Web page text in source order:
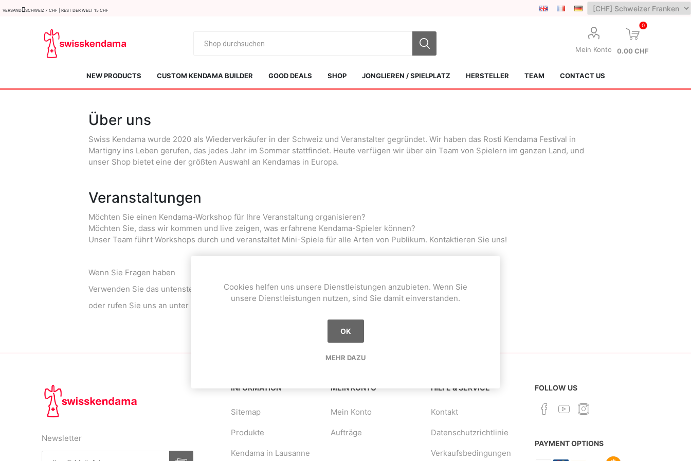
Versand Schweiz 7 CHF | Rest der Welt 15 CHF
Mein Konto
0
0.00 CHF
NEW PRODUCTS CUSTOM KENDAMA BUILDER GOOD DEALS SHOP JONGLIEREN / SPIELPLATZ HERSTELLER
OKendama
TEAM CONTACT US
Über uns
Swiss Kendama wurde 2020 als Wiederverkäufer in der Schweiz und Veranstalter gegründet. Wir haben das Rosti Kendama Festival in
Martigny ins Leben gerufen, das jedes Jahr im Sommer stattfindet. Heute verfügen wir über ein Team von Spielern im ganzen Land, und
unser Shop bietet eine der größten Auswahl an Kendamas in Europa.
Veranstaltungen
Möchten Sie einen Kendama-Workshop für Ihre Veranstaltung organisieren?
Möchten Sie, dass wir kommen und live zeigen, was erfahrene Kendama-Spieler können?
Unser Team führt Workshops durch und veranstaltet Mini-Spiele für alle Arten von Publikum. Kontaktieren Sie uns!
Wenn Sie Fragen haben
Verwenden Sie das untenstehende Formular oder schreiben Sie uns eine E-Mail anyo@swisskendama.ch
oder rufen Sie uns an unter
Newsletter
INFORMATION
Sitemap
Produkte
Kendama in Lausanne
MEIN KONTO
Mein Konto
Aufträge
HILFE & SERVICE
Kontakt
Datenschutzrichtlinie
Verkaufsbedingungen
FOLLOW US
PAYMENT OPTIONS
Cookies helfen uns unsere Dienstleistungen anzubieten. Wenn Sie
unsere Dienstleistungen nutzen, sind Sie damit einverstanden.
OK
MEHR DAZU